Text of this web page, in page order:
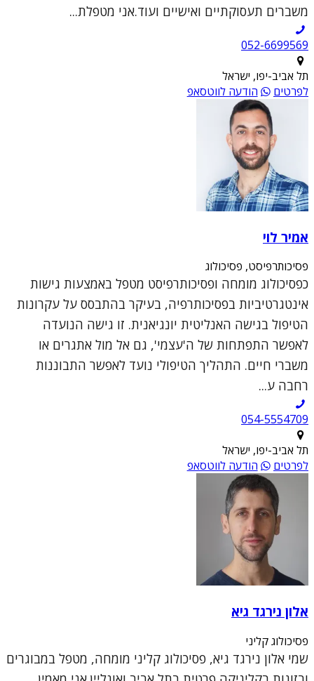
משברים תעסוקתיים ואישיים ועוד.אני מטפלת...
052-6699569
תל אביב-יפו, ישראל
לפרטים
הודעה לווטסאפ
אמיר לוי
פסיכותרפיסט, פסיכולוג
כפסיכולוג מומחה ופסיכותרפיסט מטפל באמצעות גישות
אינטגרטיביות בפסיכותרפיה, בעיקר בהתבסס על עקרונות
הטיפול בגישה האנליטית יונגיאנית. זו גישה הנועדה
לאפשר התפתחות של ה'עצמי', גם אל מול אתגרים או
משברי חיים. התהליך הטיפולי נועד לאפשר התבוננות
רחבה ע...
054-5554709
תל אביב-יפו, ישראל
לפרטים
הודעה לווטסאפ
אלון נירגד גיא
פסיכולוג קליני
שמי אלון נירגד גיא, פסיכולוג קליני מומחה, מטפל במבוגרים